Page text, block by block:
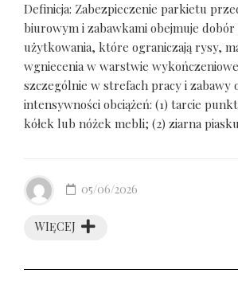
Definicja: Zabezpieczenie parkietu
biurowym i zabawkami obejmuje dobór
użytkowania, które ograniczają rysy,
wgniecenia w warstwie
szczególnie w strefach pracy i zabawy
intensywności obciążeń: (1) tarcie
kółek lub nóżek mebli; (2) ziarna
WIĘCEJ
05/06/2026